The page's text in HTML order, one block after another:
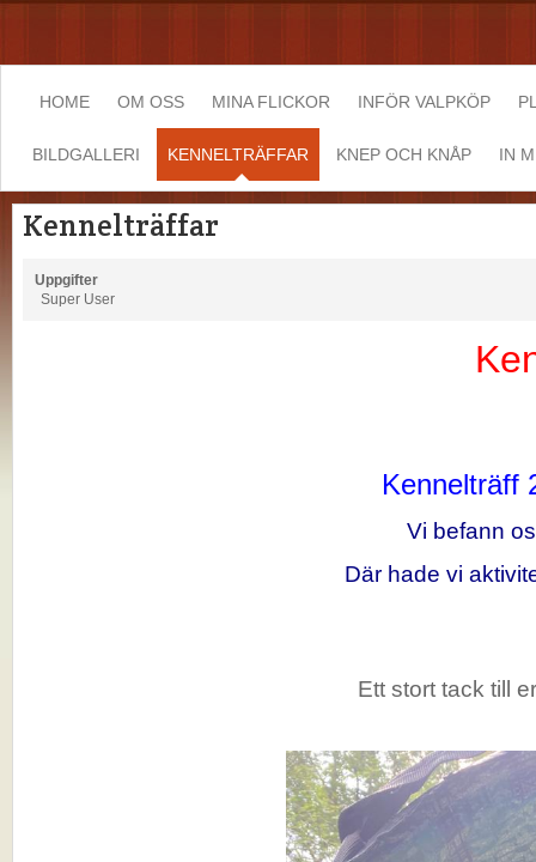
HOME OM OSS MINA FLICKOR INFÖR VALPKÖP
BILDGALLERI KENNELTRÄFFAR KNEP OCH KNÅP IN
Kennelträffar
Uppgifter
Super User
Kennelträff
Vi befann
Där hade vi
Ett stort tack till